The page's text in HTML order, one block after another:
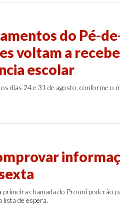
do Pé-
voltam a
escolar
dias 24 e 31 de agosto, conforme o
chamada do Prouni poderão
lista de espera.